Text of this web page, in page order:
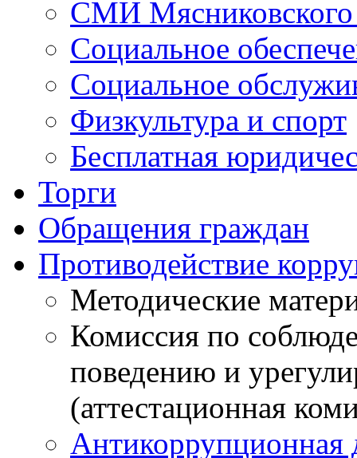
СМИ Мясниковского
Социальное
Социальное
Физкультура и спорт
Бесплатная
Торги
Обращения граждан
Противодействие
Методические
Комиссия по
поведению и
(аттестационная
Антикоррупционная